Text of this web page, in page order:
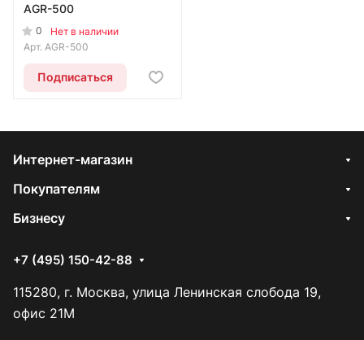
AGR-500
0
Нет в наличии
Арт. AGR-500
Подписаться
Интернет-магазин
Покупателям
Бизнесу
+7 (495) 150-42-88
115280, г. Москва, улица Ленинская слобода 19,
офис 21М